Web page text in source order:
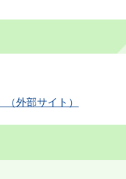
外部サイト）